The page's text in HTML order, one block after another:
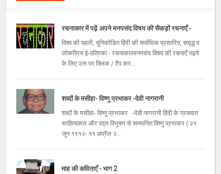
रचनाकार में पढ़ें अपने मनपसंद विषय की सैकड़ों रचनाएँ -
विश्व की पहली, यूनिकोडित हिंदी की सर्वाधिक प्रसारित, समृद्ध व
लोकप्रिय ई-पत्रिका - रचनाकारमनपसंद विषय की रचनाएँ पढ़ने
के लिए उस पर क्लिक / टैप कर...
शब्दों के मसीहा- विष्णु प्रभाकर -देवी नागरानी
शब्दों के मसीहा- विष्णु प्रभाकर -देवी नागरानी हिंदी के प्रख्यात
साहित्यकार और पद्म विभूषण से सम्मानित विष्णु प्रभाकर ( २१
जून १९१२- ११ अप्रैल २...
माह की कविताएँ - भाग 2